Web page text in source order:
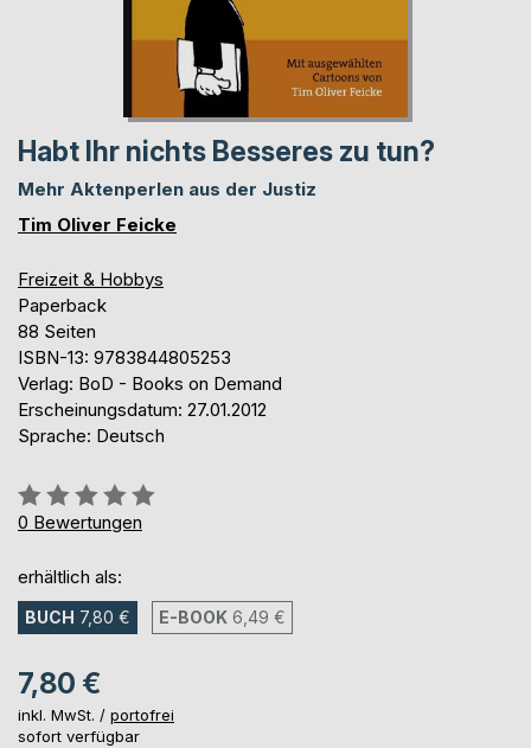
Habt Ihr nichts Besseres zu tun?
Mehr Aktenperlen aus der Justiz
Tim Oliver Feicke
Freizeit & Hobbys
Paperback
88 Seiten
ISBN-13: 9783844805253
Verlag: BoD - Books on Demand
Erscheinungsdatum: 27.01.2012
Sprache: Deutsch
Bewertung::
0%
0 Bewertungen
erhältlich als:
BUCH 7,80 € E-BOOK 6,49 €
7,80 €
inkl. MwSt. / portofrei
sofort verfügbar